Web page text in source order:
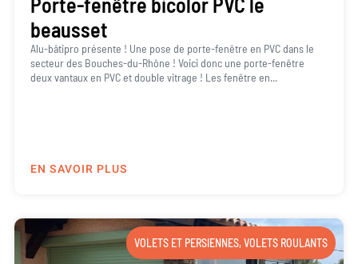
beausset
Alu-bâtipro présente ! Une pose de porte-fenêtre en PVC dans le
secteur des Bouches-du-Rhône ! Voici donc une porte-fenêtre
deux vantaux en PVC et double vitrage ! Les fenêtre en...
EN SAVOIR PLUS
VOLETS ET PERSIENNES,VOLETS ROULANTS